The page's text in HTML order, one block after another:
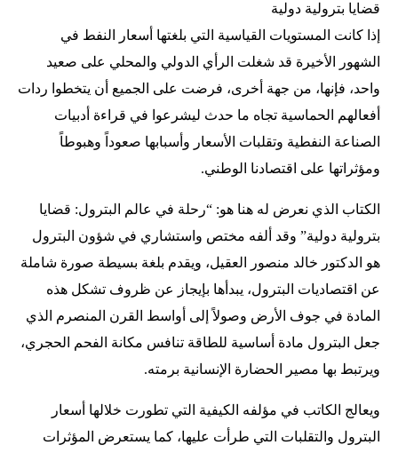
قضايا بترولية دولية
إذا كانت المستويات القياسية التي بلغتها أسعار النفط في
الشهور الأخيرة قد شغلت الرأي الدولي والمحلي على صعيد
واحد، فإنها، من جهة أخرى، فرضت على الجميع أن يتخطوا ردات
أفعالهم الحماسية تجاه ما حدث ليشرعوا في قراءة أدبيات
الصناعة النفطية وتقلبات الأسعار وأسبابها صعوداً وهبوطاً
ومؤثراتها على اقتصادنا الوطني.
الكتاب الذي نعرض له هنا هو: “رحلة في عالم البترول: قضايا
بترولية دولية” وقد ألفه مختص واستشاري في شؤون البترول
هو الدكتور خالد منصور العقيل، ويقدم بلغة بسيطة صورة شاملة
عن اقتصاديات البترول، يبدأها بإيجاز عن ظروف تشكل هذه
المادة في جوف الأرض وصولاً إلى أواسط القرن المنصرم الذي
جعل البترول مادة أساسية للطاقة تنافس مكانة الفحم الحجري،
ويرتبط بها مصير الحضارة الإنسانية برمته.
ويعالج الكاتب في مؤلفه الكيفية التي تطورت خلالها أسعار
البترول والتقلبات التي طرأت عليها، كما يستعرض المؤثرات